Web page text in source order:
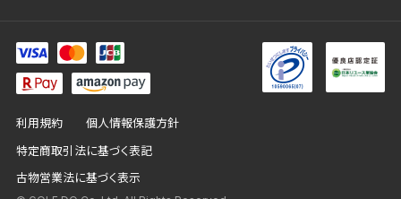
利用規約 個人情報保護方針
特定商取引法に基づく表記
古物営業法に基づく表示